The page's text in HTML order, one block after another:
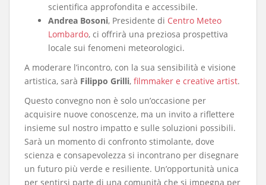
scientifica approfondita e accessibile.
Andrea Bosoni, Presidente di Centro Meteo
Lombardo, ci offrirà una preziosa prospettiva
locale sui fenomeni meteorologici.
​A moderare l’incontro, con la sua sensibilità e visione
artistica, sarà Filippo Grilli, filmmaker e creative artist.
​Questo convegno non è solo un’occasione per
acquisire nuove conoscenze, ma un invito a riflettere
insieme sul nostro impatto e sulle soluzioni possibili.
Sarà un momento di confronto stimolante, dove
scienza e consapevolezza si incontrano per disegnare
un futuro più verde e resiliente. Un’opportunità unica
per sentirsi parte di una comunità che si impegna per